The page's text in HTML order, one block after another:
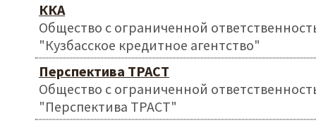
ККА
Общество с ограниченной
"Кузбасское кредитное агентство"
Перспектива ТРАСТ
Общество с ограниченной
"Перспектива ТРАСТ"